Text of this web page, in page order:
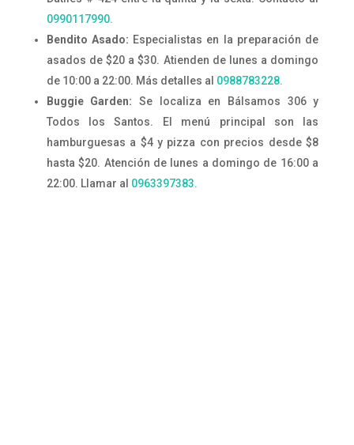
0990117990.
Bendito Asado: Especialistas en la preparación de
asados de $20 a $30. Atienden de lunes a domingo
de 10:00 a 22:00. Más detalles al 0988783228.
Buggie Garden:Se localiza en Bálsamos 306 y
Todos los Santos. El menú principal son las
hamburguesas a $4 y pizza con precios desde $8
hasta $20. Atención de lunes a domingo de 16:00 a
22:00. Llamar al 0963397383.